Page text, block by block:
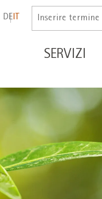
DEIT
Inserire
ricerca
SERVIZI